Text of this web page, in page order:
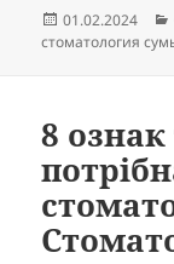
Опубліковано
01.02.2024
стоматология
8